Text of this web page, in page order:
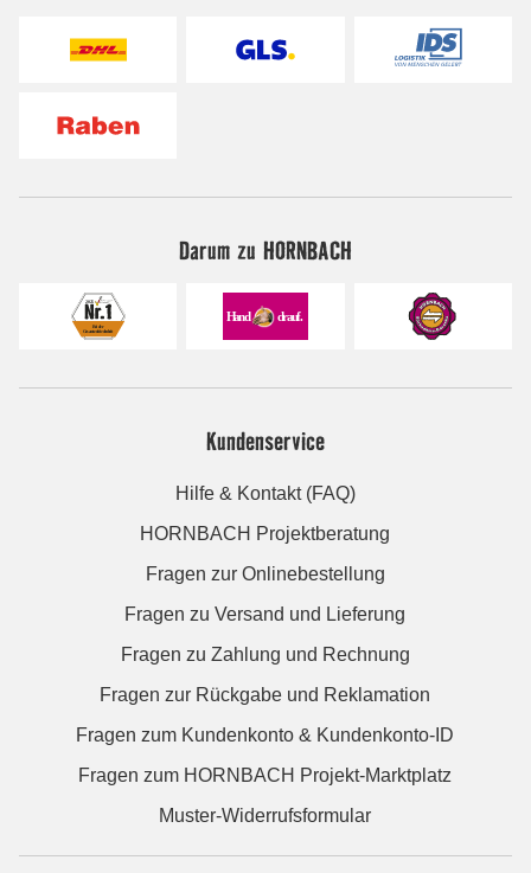
Darum zu HORNBACH
Kundenservice
Hilfe & Kontakt (FAQ)
HORNBACH Projektberatung
Fragen zur Onlinebestellung
Fragen zu Versand und Lieferung
Fragen zu Zahlung und Rechnung
Fragen zur Rückgabe und Reklamation
Fragen zum Kundenkonto & Kundenkonto-ID
Fragen zum HORNBACH Projekt-Marktplatz
Muster-Widerrufsformular